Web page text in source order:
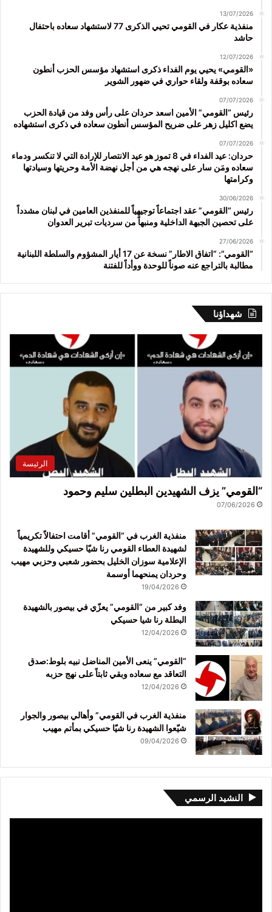
13/07/2026
منفذية عكار في القومي تحيي الذكرى 77 لاستشهاد سعاده باحتفال
حاشد
12/07/2026
«القومي» يحيي يوم الفداء ذكرى استشهاد مؤسس الحزب أنطون
سعاده بوقفة ولقاء حواري في ضهور الشوير
07/07/2026
رئيس “القومي” الأمين اسعد حردان على رأس وفد من قيادة الحزب
يضع اكليل زهر على ضريح المؤسس أنطون سعاده في ذكرى استشهاده
07/07/2026
حردان: عيد الفداء في 8 تموز هو عيد الانتصار للإرادة التي لا تنكسر ودماء
سعاده ومَن سار على نهجه هي من أجل نهضة الأمة وحريتها وسيادتها
وكرامتها
30/06/2026
رئيس “القومي” عقد اجتماعاً توجيهياً للمنفذين العامين في لبنان مشدداً
على تحصين الجبهة الداخلية ومنبهاً من سرديات تبرير العدوان
27/06/2026
“القومي”: “اتفاق الاطار” نسخة عن 17 أيار المشؤوم والسلطة اللبنانية
مطالبة بالتراجع عنه صوناً للوحدة ووأداً للفتنة
شهداؤنا
الرئيسة
“القومي” يزف الشهيدين البطلين سليم وحمود
07/06/2026
منفذية الغرب في “القومي” أقامت احتفالاً تكريمياً
لشهيدة العطاء القومي رنا شيّا حسيكي وللشهيدة
الإعلامية سوزان الخليل بحضور شعبي وحزبي مهيب
وحردان يمنحهما أوسمة
19/04/2026
وفد كبير من “القومي” يعزّي في بيصور بالشهيدة
البطلة رنا شيا حسيكي
12/04/2026
“القومي” ينعى الأمين المناضل نبيه بلوط:صدق
التعاقد مع سعاده وبقي ثابتاً على نهج حزبه
12/04/2026
منفذية الغرب في القومي” وأهالي بيصور والجوار
شيّعوا الشهيدة رنا شيّا حسيكي بمأتم مهيب
09/04/2026
النشيد الرسمي